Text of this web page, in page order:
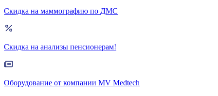
Скидка на маммографию по ДМС
Скидка на анализы пенсионерам!
Оборудование от компании MV Medtech